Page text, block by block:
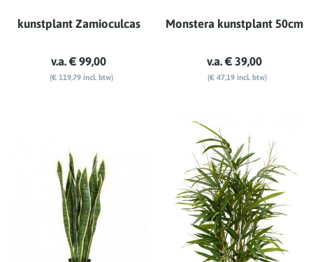
kunstplant Zamioculcas
v.a. € 99,00
(€ 119,79 incl. btw)
Monstera kunstplant 50cm
v.a. € 39,00
(€ 47,19 incl. btw)